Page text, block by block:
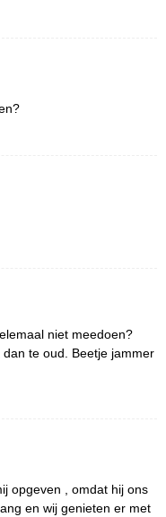
niet meedoen?
te oud. Beetje jammer
opgeven , omdat hij ons
en wij genieten er met